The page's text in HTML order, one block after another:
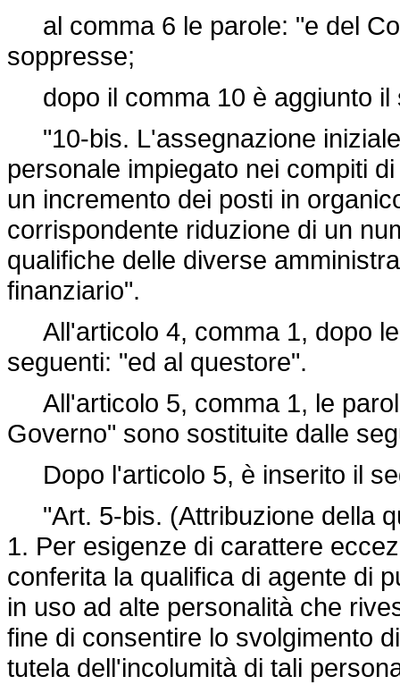
al comma 6 le parole: "e del
soppresse;
dopo il comma 10 è aggiunto il
"10-bis. L'assegnazione
personale impiegato nei compiti
un incremento dei posti in
corrispondente riduzione di un
qualifiche delle diverse
finanziario".
All'articolo 4, comma 1, dopo
seguenti: "ed al questore".
All'articolo 5, comma 1, le
Governo" sono sostituite dalle
Dopo l'articolo 5, è inserito il
"Art. 5-bis. (Attribuzione della
1. Per esigenze di carattere
conferita la qualifica di agente di
in uso ad alte personalità che
fine di consentire lo svolgimento
tutela dell'incolumità di tali